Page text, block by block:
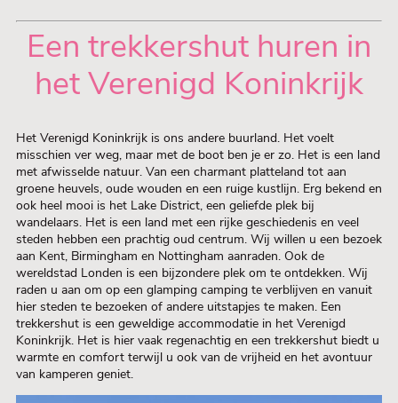
Een trekkershut huren in
het Verenigd Koninkrijk
Het Verenigd Koninkrijk is ons andere buurland. Het voelt
misschien ver weg, maar met de boot ben je er zo. Het is een land
met afwisselde natuur. Van een charmant platteland tot aan
groene heuvels, oude wouden en een ruige kustlijn. Erg bekend en
ook heel mooi is het Lake District, een geliefde plek bij
wandelaars. Het is een land met een rijke geschiedenis en veel
steden hebben een prachtig oud centrum. Wij willen u een bezoek
aan Kent, Birmingham en Nottingham aanraden. Ook de
wereldstad Londen is een bijzondere plek om te ontdekken. Wij
raden u aan om op een glamping camping te verblijven en vanuit
hier steden te bezoeken of andere uitstapjes te maken. Een
trekkershut is een geweldige accommodatie in het Verenigd
Koninkrijk. Het is hier vaak regenachtig en een trekkershut biedt u
warmte en comfort terwijl u ook van de vrijheid en het avontuur
van kamperen geniet.